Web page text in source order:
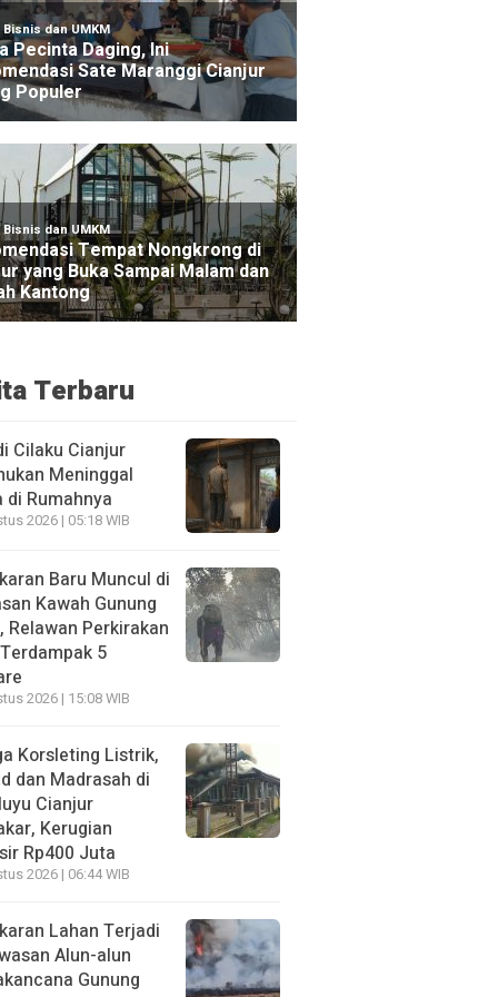
Terbaru
Cilaku Cianjur
Meninggal
di Rumahnya
2026 | 05:18 WIB
Baru Muncul di
Kawah Gunung
Relawan Perkirakan
5
2026 | 15:08 WIB
Korsleting Listrik,
dan Madrasah di
Cianjur
Kerugian
Rp400 Juta
2026 | 06:44 WIB
Lahan Terjadi
Alun-alun
Gunung